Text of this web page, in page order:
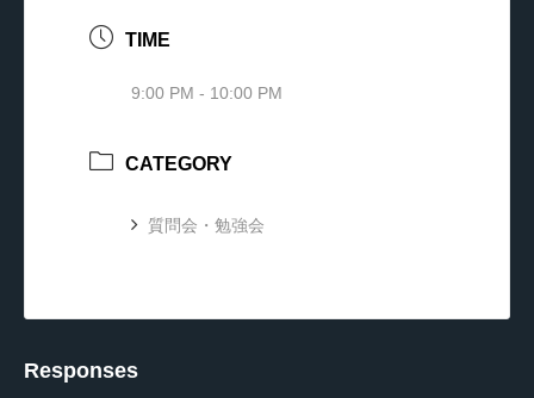
TIME
9:00 PM - 10:00 PM
CATEGORY
質問会・勉強会
Responses